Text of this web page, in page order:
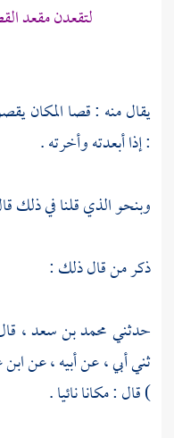
لتقعدن مقعد
يقال منه : قصا المكان
: إذا أبعدته وأخرته .
وبنحو الذي قلنا في ذلك
ذكر من قال ذلك :
حدثنيمحمد بن سعد ،
ثني أبي ، عن أبيه ، عن
) قال : مكانا نائيا .